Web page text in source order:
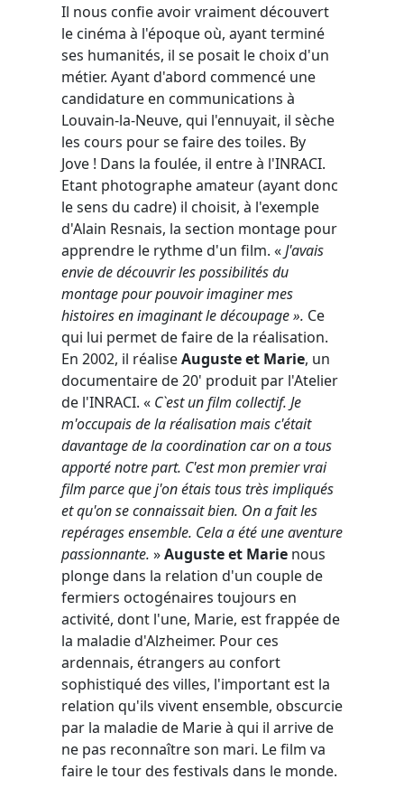
Il nous confie avoir vraiment découvert
le cinéma à l'époque où, ayant terminé
ses humanités, il se posait le choix d'un
métier. Ayant d'abord commencé une
candidature en communications à
Louvain-la-Neuve, qui l'ennuyait, il sèche
les cours pour se faire des toiles. By
Jove ! Dans la foulée, il entre à l'INRACI.
Etant photographe amateur (ayant donc
le sens du cadre) il choisit, à l'exemple
d'Alain Resnais, la section montage pour
apprendre le rythme d'un film. «J'avais
envie de découvrir les possibilités du
montage pour pouvoir imaginer mes
histoires en imaginant le découpage ». Ce
qui lui permet de faire de la réalisation.
En 2002, il réaliseAuguste et Marie, un
documentaire de 20' produit par l'Atelier
de l'INRACI. « C`est un film collectif. Je
m'occupais de la réalisation mais c'était
davantage de la coordination car on a tous
apporté notre part. C'est mon premier vrai
film parce que j'on étais tous très impliqués
et qu'on se connaissait bien. On a fait les
repérages ensemble. Cela a été une aventure
passionnante. »Auguste et Marie nous
plonge dans la relation d'un couple de
fermiers octogénaires toujours en
activité, dont l'une, Marie, est frappée de
la maladie d'Alzheimer. Pour ces
ardennais, étrangers au confort
sophistiqué des villes, l'important est la
relation qu'ils vivent ensemble, obscurcie
par la maladie de Marie à qui il arrive de
ne pas reconnaître son mari. Le film va
faire le tour des festivals dans le monde.